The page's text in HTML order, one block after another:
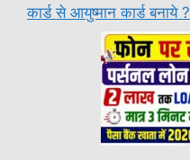
कार्ड से आयुष्मान कार्ड बनाये ?